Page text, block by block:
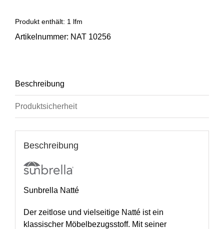
10256
Produkt enthält: 1 lfm
Artikelnummer: NAT 10256
Beschreibung
Produktsicherheit
Beschreibung
Sunbrella Natté
Der zeitlose und vielseitige Natté ist ein
klassischer Möbelbezugsstoff. Mit seiner